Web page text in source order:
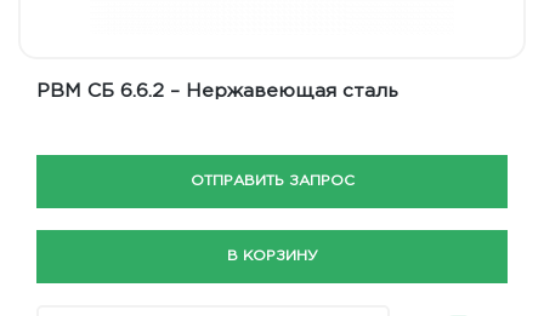
РВМ СБ 6.6.2 – Нержавеющая сталь
ОТПРАВИТЬ ЗАПРОС
В КОРЗИНУ